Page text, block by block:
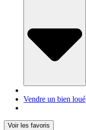
Vendre un bien loué
Voir les favoris